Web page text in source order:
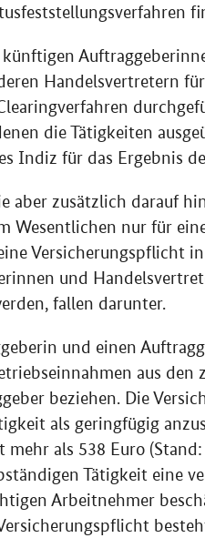
Handelsvertretern
die Tätigkeiten
Indiz für das Ergebnis
aber zusätzlich darauf
Wesentlichen nur für
Versicherungspflicht
und
fallen darunter.
und einen
aus
beziehen. Die
als geringfügig
als 538 Euro
Tätigkeit eine
Arbeitnehmer